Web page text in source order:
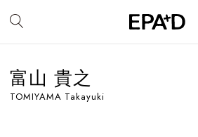
富山 貴之
TOMIYAMA Takayuki